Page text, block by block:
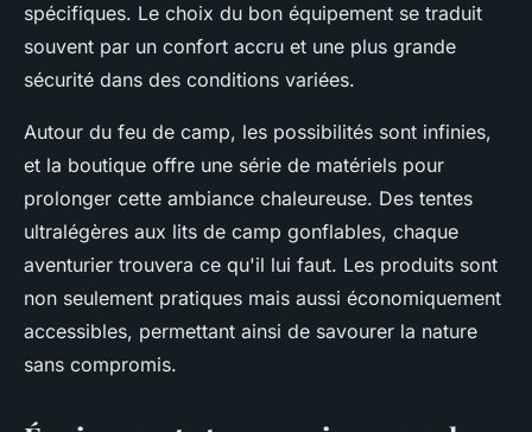
spécifiques. Le choix du bon équipement se traduit
souvent par un confort accru et une plus grande
sécurité dans des conditions variées.
Autour du feu de camp, les possibilités sont infinies,
et la boutique offre une série de matériels pour
prolonger cette ambiance chaleureuse. Des tentes
ultralégères aux lits de camp gonflables, chaque
aventurier trouvera ce qu'il lui faut. Les produits sont
non seulement pratiques mais aussi économiquement
accessibles, permettant ainsi de savourer la nature
sans compromis.